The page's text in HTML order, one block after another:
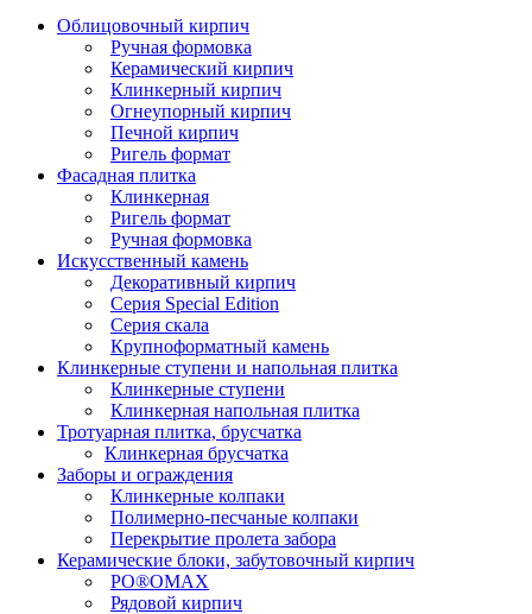
Облицовочный кирпич
Ручная формовка
Керамический кирпич
Клинкерный кирпич
Огнеупорный кирпич
Печной кирпич
Ригель формат
Фасадная плитка
Клинкерная
Ригель формат
Ручная формовка
Искусственный камень
Декоративный кирпич
Серия Special Edition
Серия скала
Крупноформатный камень
Клинкерные ступени и напольная плитка
Клинкерные ступени
Клинкерная напольная плитка
Тротуарная плитка, брусчатка
Клинкерная брусчатка
Заборы и ограждения
Клинкерные колпаки
Полимерно-песчаные колпаки
Перекрытие пролета забора
Керамические блоки, забутовочный кирпич
PO®OMAX
Рядовой кирпич